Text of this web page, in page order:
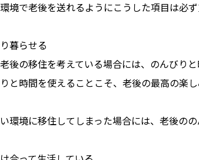
境で老後を送れるようにこうした項目は必ず
暮らせる
後の移住を考えている場合には、のんびり
と時間を使えることこそ、老後の最高の楽し
環境に移住してしまった場合には、老後の